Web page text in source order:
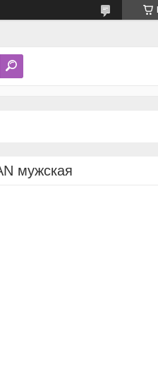
мужская